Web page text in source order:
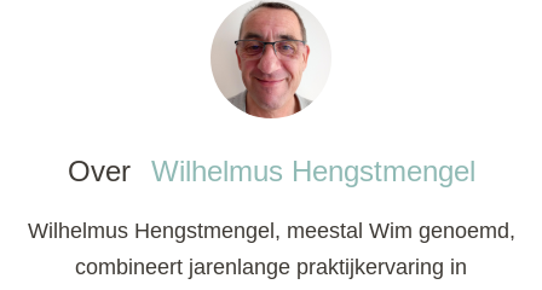
Over Wilhelmus Hengstmengel
Wilhelmus Hengstmengel, meestal Wim genoemd,
combineert jarenlange praktijkervaring in